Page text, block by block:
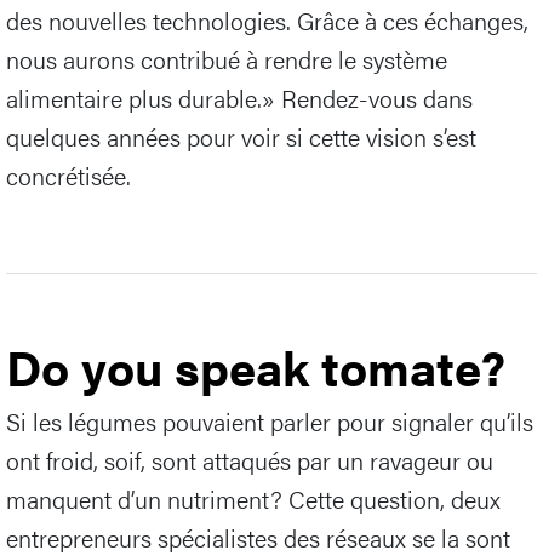
des nouvelles technologies. Grâce à ces échanges,
nous aurons contribué à rendre le système
alimentaire plus durable.» Rendez-vous dans
quelques années pour voir si cette vision s’est
concrétisée.
Do you speak tomate?
Si les légumes pouvaient parler pour signaler qu’ils
ont froid, soif, sont attaqués par un ravageur ou
manquent d’un nutriment? Cette question, deux
entrepreneurs spécialistes des réseaux se la sont